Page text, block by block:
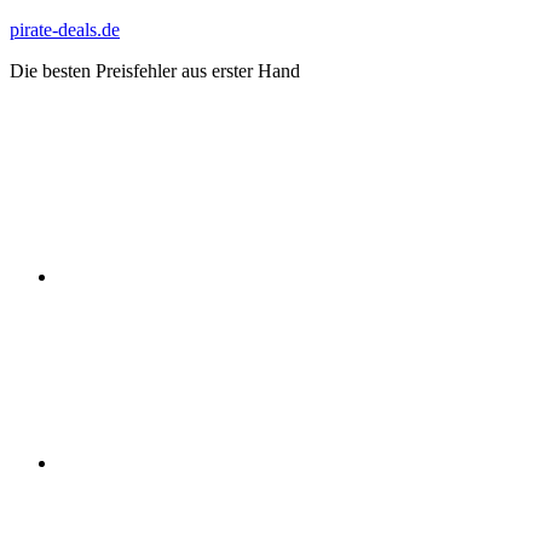
Zum
springen
pirate-deals.de
Die besten Preisfehler aus erster Hand